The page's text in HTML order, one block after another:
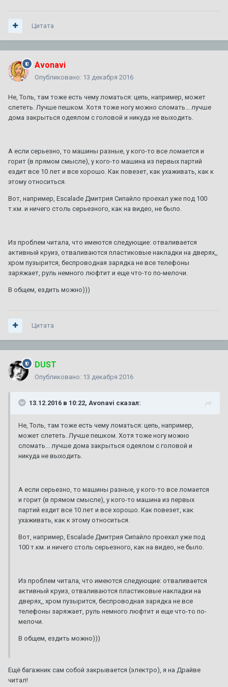
Цитата
Avonavi
Опубликовано: 13 декабря 2016
Не, Толь, там тоже есть чему ломаться: цепь, например, может
слететь. Лучше пешком. Хотя тоже ногу можно сломать... лучше
дома закрыться одеялом с головой и никуда не выходить.
А если серьезно, то машины разные, у кого-то все ломается и
горит (в прямом смысле), у кого-то машина из первых партий
ездит все 10 лет и все хорошо. Как повезет, как ухаживать, как к
этому относиться.
Вот, например, Escalade Дмитрия Сипайло проехал уже под 100
т.км. и ничего столь серьезного, как на видео, не было.
Из проблем читала, что имеются следующие: отваливается
активный круиз, отваливаются пластиковые накладки на дверях,,
хром пузырится, беспроводная зарядка не все телефоны
заряжает, руль немного люфтит и еще что-то по-мелочи.
В общем, ездить можно)))
Цитата
DUST
Опубликовано: 13 декабря 2016
13.12.2016 в 10:22, Avonavi сказал:
Не, Толь, там тоже есть чему ломаться: цепь, например,
может слететь. Лучше пешком. Хотя тоже ногу можно
сломать... лучше дома закрыться одеялом с головой и
никуда не выходить.
А если серьезно, то машины разные, у кого-то все ломается
и горит (в прямом смысле), у кого-то машина из первых
партий ездит все 10 лет и все хорошо. Как повезет, как
ухаживать, как к этому относиться.
Вот, например, Escalade Дмитрия Сипайло проехал уже под
100 т.км. и ничего столь серьезного, как на видео, не было.
Из проблем читала, что имеются следующие: отваливается
активный круиз, отваливаются пластиковые накладки на
дверях,, хром пузырится, беспроводная зарядка не все
телефоны заряжает, руль немного люфтит и еще что-то по-
мелочи.
В общем, ездить можно)))
Ещё багажник сам собой закрывается (электро), я на Драйве
читал!